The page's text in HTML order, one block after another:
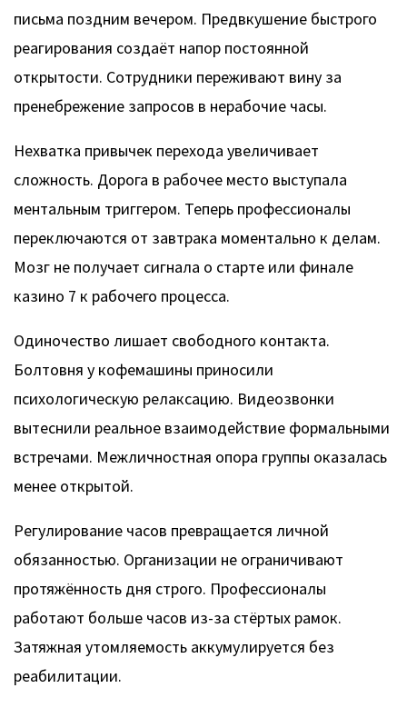
письма поздним вечером. Предвкушение быстрого
реагирования создаёт напор постоянной
открытости. Сотрудники переживают вину за
пренебрежение запросов в нерабочие часы.
Нехватка привычек перехода увеличивает
сложность. Дорога в рабочее место выступала
ментальным триггером. Теперь профессионалы
переключаются от завтрака моментально к делам.
Мозг не получает сигнала о старте или финале
казино 7 к рабочего процесса.
Одиночество лишает свободного контакта.
Болтовня у кофемашины приносили
психологическую релаксацию. Видеозвонки
вытеснили реальное взаимодействие формальными
встречами. Межличностная опора группы оказалась
менее открытой.
Регулирование часов превращается личной
обязанностью. Организации не ограничивают
протяжённость дня строго. Профессионалы
работают больше часов из-за стёртых рамок.
Затяжная утомляемость аккумулируется без
реабилитации.